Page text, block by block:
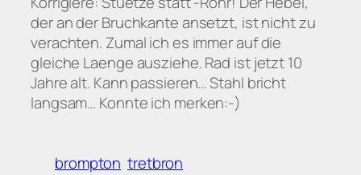
der an der Bruchkante ansetzt, ist nicht zu
verachten. Zumal ich es immer auf die
gleiche Laenge ausziehe. Rad ist jetzt 10
Jahre alt. Kann passieren… Stahl bricht
langsam… Konnte ich merken:-)
brompton tretbron